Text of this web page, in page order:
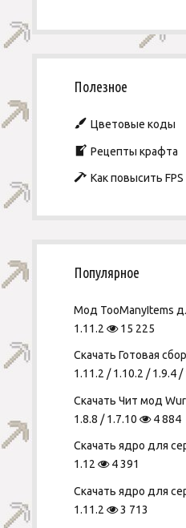
Полезное
Цветовые коды
Рецепты крафта
Как повысить FPS
Популярное
Мод TooManyItems
1.11.2
15 225
Скачать Готовая
1.11.2 / 1.10.2 / 1.9.4 /
Скачать Чит мод
1.8.8 / 1.7.10
4 884
Скачать ядро для
1.12
4 391
Скачать ядро для
1.11.2
3 713